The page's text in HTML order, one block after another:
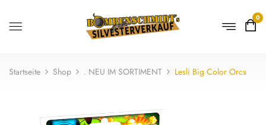
0
Startseite Shop . NEU IM SORTIMENT Lesli Big Color Orcs